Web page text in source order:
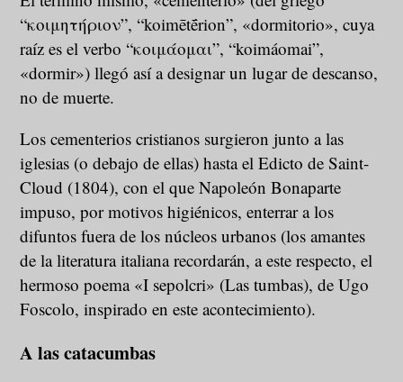
“κοιμητήριον”, “koimētḗrion”, «dormitorio», cuya
raíz es el verbo “κοιμάομαι”, “koimáomai”,
«dormir») llegó así a designar un lugar de descanso,
no de muerte.
Los cementerios cristianos surgieron junto a las
iglesias (o debajo de ellas) hasta el Edicto de Saint-
Cloud (1804), con el que Napoleón Bonaparte
impuso, por motivos higiénicos, enterrar a los
difuntos fuera de los núcleos urbanos (los amantes
de la literatura italiana recordarán, a este respecto, el
hermoso poema «I sepolcri» (Las tumbas), de Ugo
Foscolo, inspirado en este acontecimiento).
A las catacumbas